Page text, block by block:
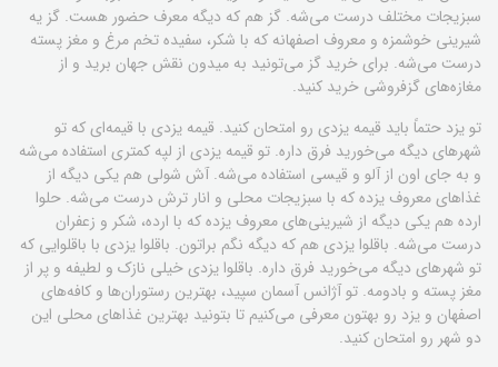
سبزیجات مختلف درست می‌شه. گز هم که دیگه معرف حضور هست. گز یه
شیرینی خوشمزه و معروف اصفهانه که با شکر، سفیده تخم مرغ و مغز پسته
درست می‌شه. برای خرید گز می‌تونید به میدون نقش جهان برید و از
مغازه‌های گزفروشی خرید کنید.
تو یزد حتماً باید قیمه یزدی رو امتحان کنید. قیمه یزدی با قیمه‌ای که تو
شهرهای دیگه می‌خورید فرق داره. تو قیمه یزدی از لپه کمتری استفاده می‌شه
و به جای اون از آلو و قیسی استفاده می‌شه. آش شولی هم یکی دیگه از
غذاهای معروف یزده که با سبزیجات محلی و انار ترش درست می‌شه. حلوا
ارده هم یکی دیگه از شیرینی‌های معروف یزده که با ارده، شکر و زعفران
درست می‌شه. باقلوا یزدی هم که دیگه نگم براتون. باقلوا یزدی با باقلوایی که
تو شهرهای دیگه می‌خورید فرق داره. باقلوا یزدی خیلی نازک و لطیفه و پر از
مغز پسته و بادومه. تو آژانس آسمان سپید، بهترین رستوران‌ها و کافه‌های
اصفهان و یزد رو بهتون معرفی می‌کنیم تا بتونید بهترین غذاهای محلی این
دو شهر رو امتحان کنید.